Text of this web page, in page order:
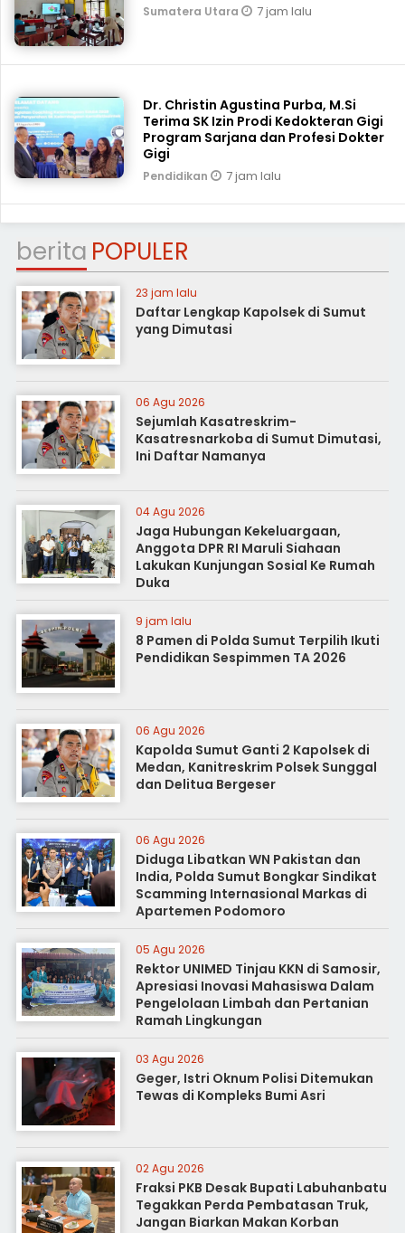
Sumatera Utara 7 jam lalu
Dr. Christin Agustina Purba, M.Si
Terima SK Izin Prodi Kedokteran Gigi
Program Sarjana dan Profesi Dokter
Gigi
Pendidikan 7 jam lalu
berita POPULER
23 jam lalu
Daftar Lengkap Kapolsek di Sumut
yang Dimutasi
06 Agu 2026
Sejumlah Kasatreskrim-
Kasatresnarkoba di Sumut Dimutasi,
Ini Daftar Namanya
04 Agu 2026
Jaga Hubungan Kekeluargaan,
Anggota DPR RI Maruli Siahaan
Lakukan Kunjungan Sosial Ke Rumah
Duka
9 jam lalu
8 Pamen di Polda Sumut Terpilih Ikuti
Pendidikan Sespimmen TA 2026
06 Agu 2026
Kapolda Sumut Ganti 2 Kapolsek di
Medan, Kanitreskrim Polsek Sunggal
dan Delitua Bergeser
06 Agu 2026
Diduga Libatkan WN Pakistan dan
India, Polda Sumut Bongkar Sindikat
Scamming Internasional Markas di
Apartemen Podomoro
05 Agu 2026
Rektor UNIMED Tinjau KKN di Samosir,
Apresiasi Inovasi Mahasiswa Dalam
Pengelolaan Limbah dan Pertanian
Ramah Lingkungan
03 Agu 2026
Geger, Istri Oknum Polisi Ditemukan
Tewas di Kompleks Bumi Asri
02 Agu 2026
Fraksi PKB Desak Bupati Labuhanbatu
Tegakkan Perda Pembatasan Truk,
Jangan Biarkan Makan Korban